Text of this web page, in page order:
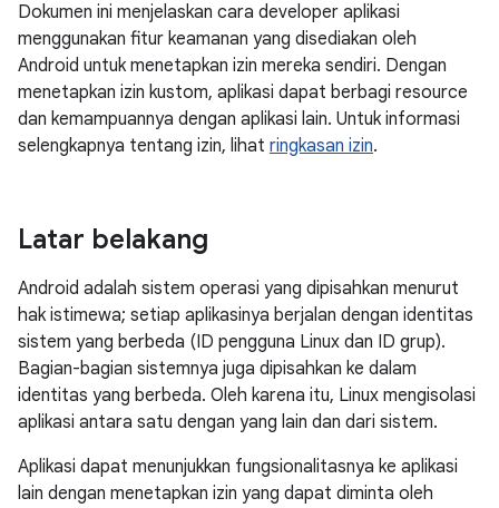
Dokumen ini menjelaskan cara developer aplikasi
menggunakan fitur keamanan yang disediakan oleh
Android untuk menetapkan izin mereka sendiri. Dengan
menetapkan izin kustom, aplikasi dapat berbagi resource
dan kemampuannya dengan aplikasi lain. Untuk informasi
selengkapnya tentang izin, lihat ringkasan izin.
Latar belakang
Android adalah sistem operasi yang dipisahkan menurut
hak istimewa; setiap aplikasinya berjalan dengan identitas
sistem yang berbeda (ID pengguna Linux dan ID grup).
Bagian-bagian sistemnya juga dipisahkan ke dalam
identitas yang berbeda. Oleh karena itu, Linux mengisolasi
aplikasi antara satu dengan yang lain dan dari sistem.
Aplikasi dapat menunjukkan fungsionalitasnya ke aplikasi
lain dengan menetapkan izin yang dapat diminta oleh